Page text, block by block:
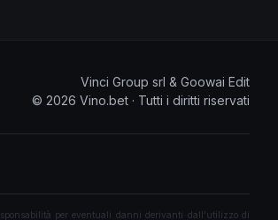
Vinci Group srl & Goowai Edit
© 2026 Vino.bet · Tutti i diritti riservati
per eventuali danni derivanti dall'utilizzo di